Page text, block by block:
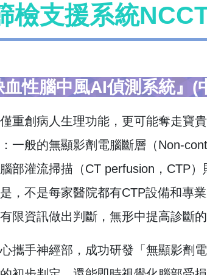
檢支援系統
血性腦中風AI偵測系統』
重創病人生理功能，更可能奪走寶
一般的無顯影劑電腦斷層（Non-
部灌流掃描（CT perfusion，CTP
，不是每家醫院都有CTP設備和專
限資訊做出判斷，無形中提高診斷的
攜手神經部，成功研發「無顯影劑